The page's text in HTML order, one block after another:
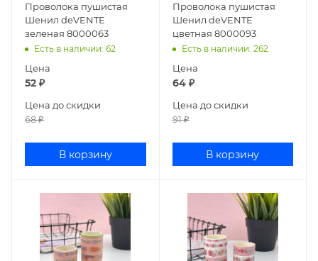
Проволока пушистая
Шенил deVENTE
зеленая 8000063
Есть в наличии: 62
Цена
52 ₽
Цена до скидки
68₽
В корзину
Проволока пушистая
Шенил deVENTE
цветная 8000093
Есть в наличии: 262
Цена
64₽
Цена до скидки
91₽
В корзину